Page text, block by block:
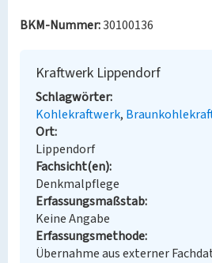
BKM-Nummer:30100136
Kraftwerk Lippendorf
Schlagwörter
Kohlekraftwerk
Ort
Lippendorf
Fachsicht(en)
Denkmalpflege
Erfassungsmaßstab
Keine Angabe
Erfassungsmethode
Übernahme aus externer